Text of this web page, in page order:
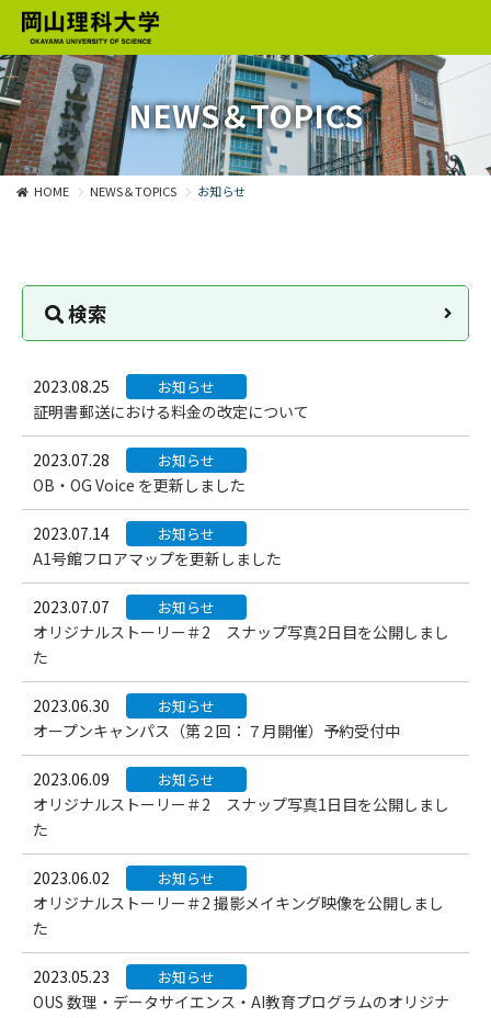
NEWS＆TOPICS
HOME NEWS＆TOPICS お知らせ
検索
2023.08.25 お知らせ
証明書郵送における料金の改定について
2023.07.28 お知らせ
OB・OG Voice を更新しました
2023.07.14 お知らせ
A1号館フロアマップを更新しました
2023.07.07 お知らせ
オリジナルストーリー＃2 スナップ写真2日目を公開しまし
た
2023.06.30 お知らせ
オープンキャンパス（第２回：７月開催）予約受付中
2023.06.09 お知らせ
オリジナルストーリー＃2 スナップ写真1日目を公開しまし
た
2023.06.02 お知らせ
オリジナルストーリー＃2 撮影メイキング映像を公開しまし
た
2023.05.23 お知らせ
OUS 数理・データサイエンス・AI教育プログラムのオリジナ